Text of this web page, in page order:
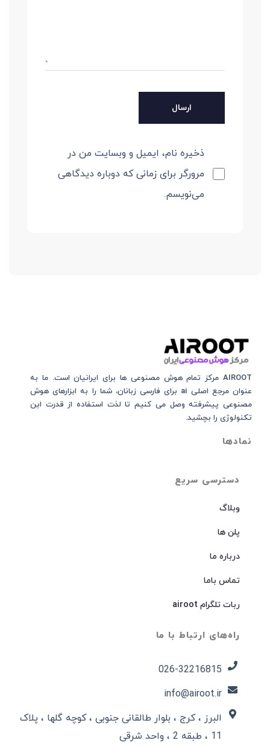
ذخیره نام، ایمیل و وبسایت من در
مرورگر برای زمانی که دوباره دیدگاهی
می‌نویسم.
دسترسی سریع
وبلاگ
پلن ها
درباره ما
تماس باما
ربات تلگرام airoot
راه‌های ارتباط با ما
026-32216815​
info@airoot.ir
البرز ، کرج ، بلوار طالقانی جنوبی ، کوچه گلها ، پلاک
11 ، طبقه 2 ، واحد شرقی
AIROOT مرکز تمام هوش مصنوعی‌‌‌ ها برای ایرانیان است. ما به
عنوان مرجع اصلی ai برای فارسی زبانان، شما را به ابزارهای هوش
مصنوعی پیشرفته وصل می کنیم تا لذت استفاده از قدرت این
تکنولوژی را بچشید.
نمادها